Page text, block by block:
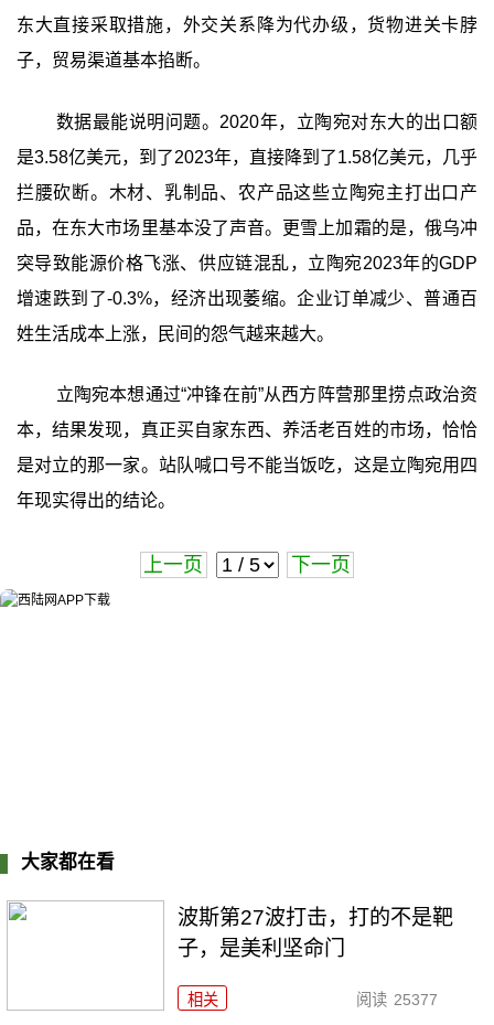
东大直接采取措施，外交关系降为代办级，货物进关卡脖
子，贸易渠道基本掐断。
数据最能说明问题。2020年，立陶宛对东大的出口额
是3.58亿美元，到了2023年，直接降到了1.58亿美元，几乎
拦腰砍断。木材、乳制品、农产品这些立陶宛主打出口产
品，在东大市场里基本没了声音。更雪上加霜的是，俄乌冲
突导致能源价格飞涨、供应链混乱，立陶宛2023年的GDP
增速跌到了-0.3%，经济出现萎缩。企业订单减少、普通百
姓生活成本上涨，民间的怨气越来越大。
立陶宛本想通过“冲锋在前”从西方阵营那里捞点政治资
本，结果发现，真正买自家东西、养活老百姓的市场，恰恰
是对立的那一家。站队喊口号不能当饭吃，这是立陶宛用四
年现实得出的结论。
上一页 下一页
大家都在看
波斯第27波打击，打的不是靶
子，是美利坚命门
相关 阅读 25377